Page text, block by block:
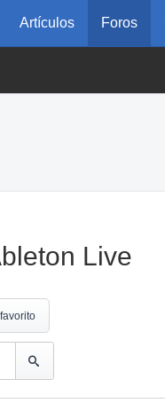
Artículos Foros
Live